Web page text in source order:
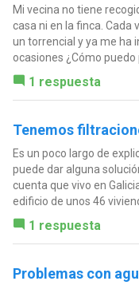
Mi vecina no tiene
casa ni en la finca. Cada
un torrencial y ya me ha
ocasiones ¿Cómo puedo
1 respuesta
Tenemos
Es un poco largo de
puede dar alguna
cuenta que vivo en
edificio de unos 46
1 respuesta
Problemas con